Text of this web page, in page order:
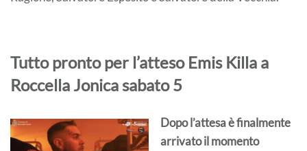
Tutto pronto per l’atteso Emis Killa a
Roccella Jonica sabato 5
Dopo l’attesa è finalmente
arrivato il momento